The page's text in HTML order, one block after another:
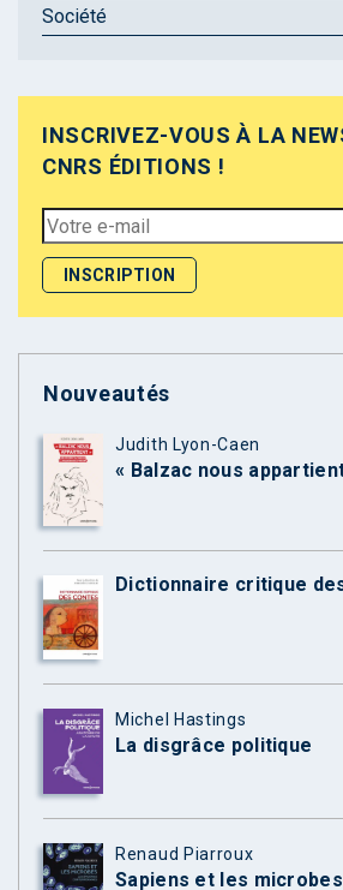
Société
INSCRIVEZ-VOUS À LA
CNRS ÉDITIONS !
Nouveautés
Judith Lyon-Caen
« Balzac nous
Dictionnaire critique
Michel Hastings
La disgrâce politique
Renaud Piarroux
Sapiens et les microbes